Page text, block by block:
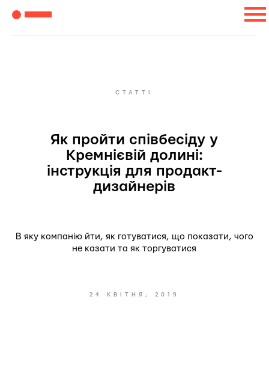
СТАТТІ
Як пройти співбесіду у
Кремнієвій долині:
інструкція для продакт-
дизайнерів
В яку компанію йти, як готуватися, що показати, чого
не казати та як торгуватися
24 КВІТНЯ, 2019